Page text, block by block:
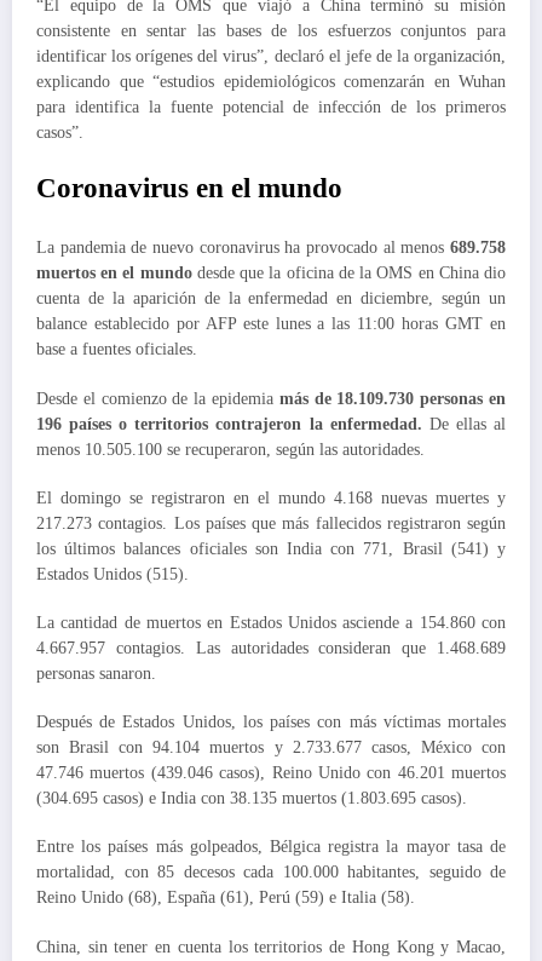
“El equipo de la OMS que viajó a China terminó su misión
consistente en sentar las bases de los esfuerzos conjuntos para
identificar los orígenes del virus”, declaró el jefe de la organización,
explicando que “estudios epidemiológicos comenzarán en Wuhan
para identifica la fuente potencial de infección de los primeros
casos”.
Coronavirus en el mundo
La pandemia de nuevo coronavirus ha provocado al menos 689.758
muertos en el mundodesde que la oficina de la OMS en China dio
cuenta de la aparición de la enfermedad en diciembre, según un
balance establecido por AFP este lunes a las 11:00 horas GMT en
base a fuentes oficiales.
Desde el comienzo de la epidemia más de 18.109.730 personas en
196 países o territorios contrajeron la enfermedad. De ellas al
menos 10.505.100 se recuperaron, según las autoridades.
El domingo se registraron en el mundo 4.168 nuevas muertes y
217.273 contagios. Los países que más fallecidos registraron según
los últimos balances oficiales son India con 771, Brasil (541) y
Estados Unidos (515).
La cantidad de muertos en Estados Unidos asciende a 154.860 con
4.667.957 contagios. Las autoridades consideran que 1.468.689
personas sanaron.
Después de Estados Unidos, los países con más víctimas mortales
son Brasil con 94.104 muertos y 2.733.677 casos, México con
47.746 muertos (439.046 casos), Reino Unido con 46.201 muertos
(304.695 casos) e India con 38.135 muertos (1.803.695 casos).
Entre los países más golpeados, Bélgica registra la mayor tasa de
mortalidad, con 85 decesos cada 100.000 habitantes, seguido de
Reino Unido (68), España (61), Perú (59) e Italia (58).
China, sin tener en cuenta los territorios de Hong Kong y Macao,